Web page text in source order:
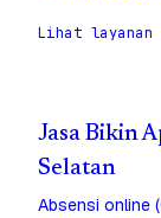
Lihat layanan
Jasa Bikin
Selatan
Absensi online